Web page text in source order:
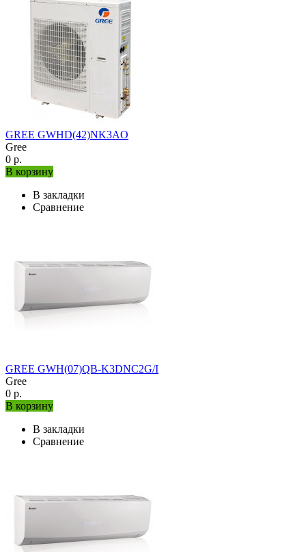
GREE GWHD(42)NK3AO
Gree
0 р.
В корзину
В закладки
Сравнение
GREE GWH(07)QB-K3DNC2G/I
Gree
0 р.
В корзину
В закладки
Сравнение